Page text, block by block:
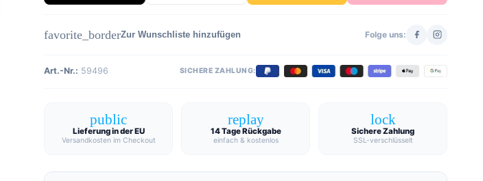
favorite_borderZur Wunschliste hinzufügen Folge uns:
Art.-Nr.: 59496 SICHERE ZAHLUNG:
public
Lieferung in der EU
Versandkosten im Checkout
replay
14 Tage Rückgabe
einfach & kostenlos
lock
Sichere Zahlung
SSL-verschlüsselt